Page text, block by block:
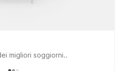
migliori soggiorni..